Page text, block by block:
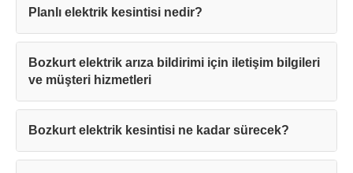
Planlı elektrik kesintisi nedir?
Bozkurt elektrik arıza bildirimi için iletişim bilgileri
ve müşteri hizmetleri
Bozkurt elektrik kesintisi ne kadar sürecek?